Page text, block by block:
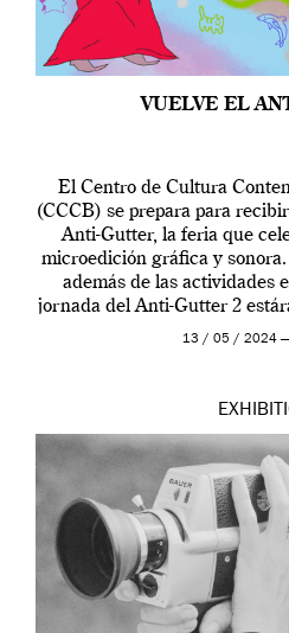
VUELVE EL
El Centro de Cultura
(CCCB) se prepara para
Anti-Gutter, la feria que
microedición gráfica y
además de las actividades
jornada del Anti-Gutter 2
[…]
13 / 05 / 2024